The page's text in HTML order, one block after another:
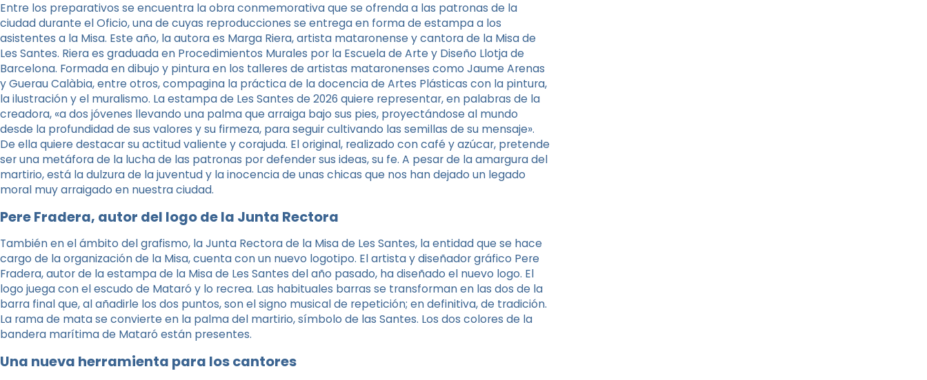
Entre los preparativos se encuentra la obra conmemorativa que se ofrenda a las patronas de la
ciudad durante el Oficio, una de cuyas reproducciones se entrega en forma de estampa a los
asistentes a la Misa. Este año, la autora es Marga Riera, artista mataronense y cantora de la Misa de
Les Santes. Riera es graduada en Procedimientos Murales por la Escuela de Arte y Diseño Llotja de
Barcelona. Formada en dibujo y pintura en los talleres de artistas mataronenses como Jaume Arenas
y Guerau Calàbia, entre otros, compagina la práctica de la docencia de Artes Plásticas con la pintura,
la ilustración y el muralismo. La estampa de Les Santes de 2026 quiere representar, en palabras de la
creadora, «a dos jóvenes llevando una palma que arraiga bajo sus pies, proyectándose al mundo
desde la profundidad de sus valores y su firmeza, para seguir cultivando las semillas de su mensaje».
De ella quiere destacar su actitud valiente y corajuda. El original, realizado con café y azúcar, pretende
ser una metáfora de la lucha de las patronas por defender sus ideas, su fe. A pesar de la amargura del
martirio, está la dulzura de la juventud y la inocencia de unas chicas que nos han dejado un legado
moral muy arraigado en nuestra ciudad.
Pere Fradera, autor del logo de la Junta Rectora
También en el ámbito del grafismo, la Junta Rectora de la Misa de Les Santes, la entidad que se hace
cargo de la organización de la Misa, cuenta con un nuevo logotipo. El artista y diseñador gráfico Pere
Fradera, autor de la estampa de la Misa de Les Santes del año pasado, ha diseñado el nuevo logo. El
logo juega con el escudo de Mataró y lo recrea. Las habituales barras se transforman en las dos de la
barra final que, al añadirle los dos puntos, son el signo musical de repetición; en definitiva, de tradición.
La rama de mata se convierte en la palma del martirio, símbolo de las Santes. Los dos colores de la
bandera marítima de Mataró están presentes.
Una nueva herramienta para los cantores